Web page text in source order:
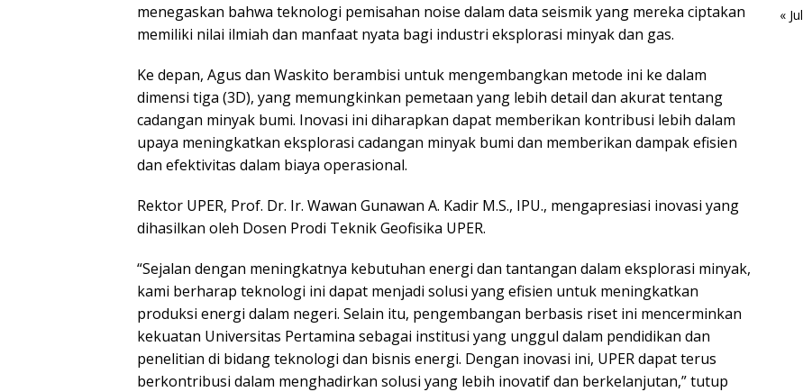
menegaskan bahwa teknologi pemisahan noise dalam data seismik yang mereka ciptakan
memiliki nilai ilmiah dan manfaat nyata bagi industri eksplorasi minyak dan gas.
Ke depan, Agus dan Waskito berambisi untuk mengembangkan metode ini ke dalam
dimensi tiga (3D), yang memungkinkan pemetaan yang lebih detail dan akurat tentang
cadangan minyak bumi. Inovasi ini diharapkan dapat memberikan kontribusi lebih dalam
upaya meningkatkan eksplorasi cadangan minyak bumi dan memberikan dampak efisien
dan efektivitas dalam biaya operasional.
Rektor UPER, Prof. Dr. Ir. Wawan Gunawan A. Kadir M.S., IPU., mengapresiasi inovasi yang
dihasilkan oleh Dosen Prodi Teknik Geofisika UPER.
“Sejalan dengan meningkatnya kebutuhan energi dan tantangan dalam eksplorasi minyak,
kami berharap teknologi ini dapat menjadi solusi yang efisien untuk meningkatkan
produksi energi dalam negeri. Selain itu, pengembangan berbasis riset ini mencerminkan
kekuatan Universitas Pertamina sebagai institusi yang unggul dalam pendidikan dan
penelitian di bidang teknologi dan bisnis energi. Dengan inovasi ini, UPER dapat terus
berkontribusi dalam menghadirkan solusi yang lebih inovatif dan berkelanjutan,” tutup
« Jul